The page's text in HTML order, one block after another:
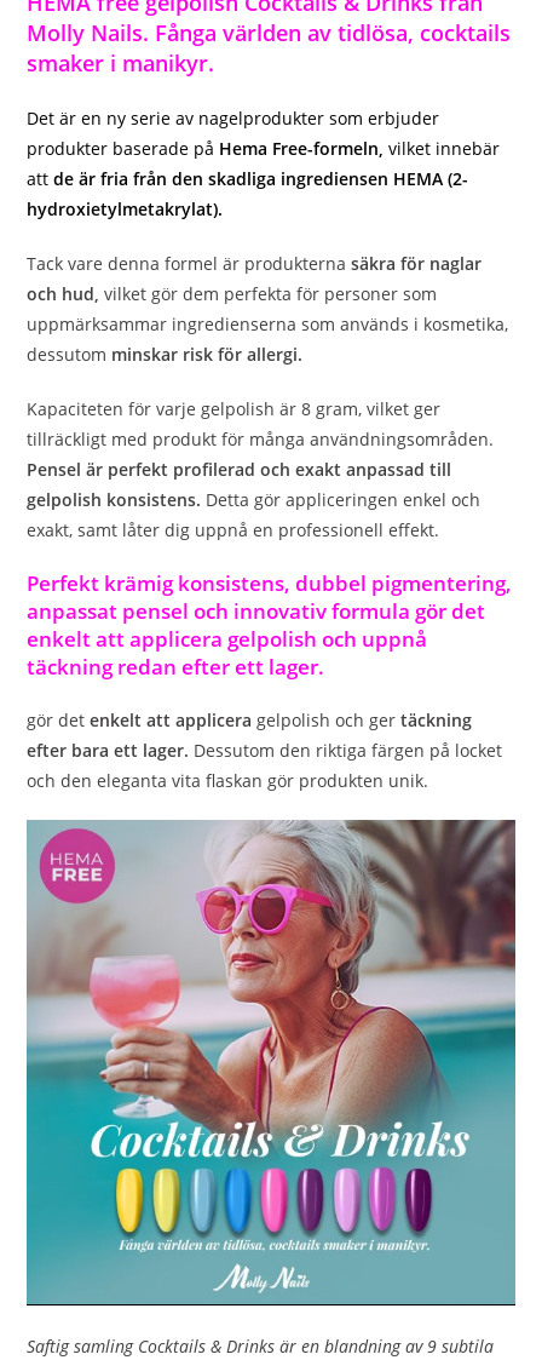
Molly Nails. Fånga världen av tidlösa, cocktails
smaker i manikyr.
Det är en ny serie av nagelprodukter som erbjuder
produkter baserade på Hema Free-formeln,vilket innebär
attde är fria från den skadliga ingrediensen HEMA (2-
hydroxietylmetakrylat).
Tack vare denna formel är produkternasäkra för naglar
och hud, vilket gör dem perfekta för personer som
uppmärksammar ingredienserna som används i kosmetika,
dessutom minskar risk för allergi.
Kapaciteten för varje gelpolish är 8 gram, vilket ger
tillräckligt med produkt för många användningsområden.
Pensel är perfekt profilerad och exakt anpassad till
gelpolish konsistens. Detta gör appliceringen enkel och
exakt, samt låter dig uppnå en professionell effekt.
Perfekt krämig konsistens, dubbel pigmentering,
anpassat pensel och innovativ formula gör det
enkelt att applicera gelpolish och uppnå
täckning redan efter ett lager.
gör detenkelt att applicera gelpolish och gertäckning
efter bara ett lager. Dessutom den riktiga färgen på locket
och den eleganta vita flaskan gör produkten unik.
Saftig samling Cocktails & Drinks är en blandning av 9 subtila